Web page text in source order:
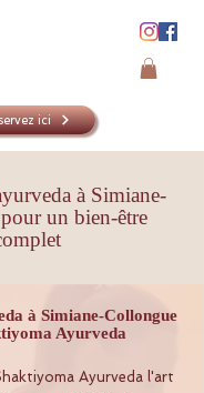
ici
à Simiane-
un bien-être
à Simiane-Collongue
Ayurveda
Ayurveda l'art